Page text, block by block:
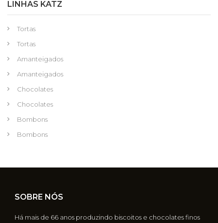
LINHAS KATZ
Tortas
Tortas
Amanteigados
Amanteigados
Chocolates
Chocolates
Bombons
Bombons
SOBRE NÓS
Há mais de 66 anos produzindo biscoitos e chocolates finos